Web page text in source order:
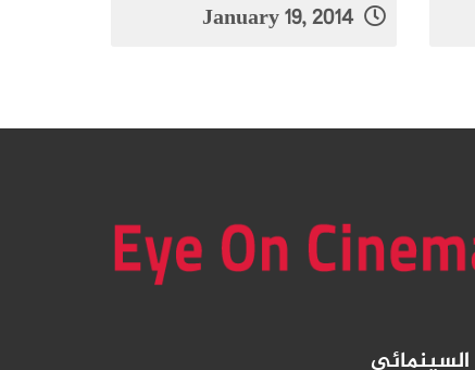
January 19, 2014
السينمائي